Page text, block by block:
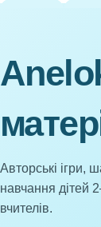
Авторські ігри,
навчання дітей
вчителів.